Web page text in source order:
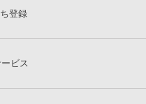
登録
ビス